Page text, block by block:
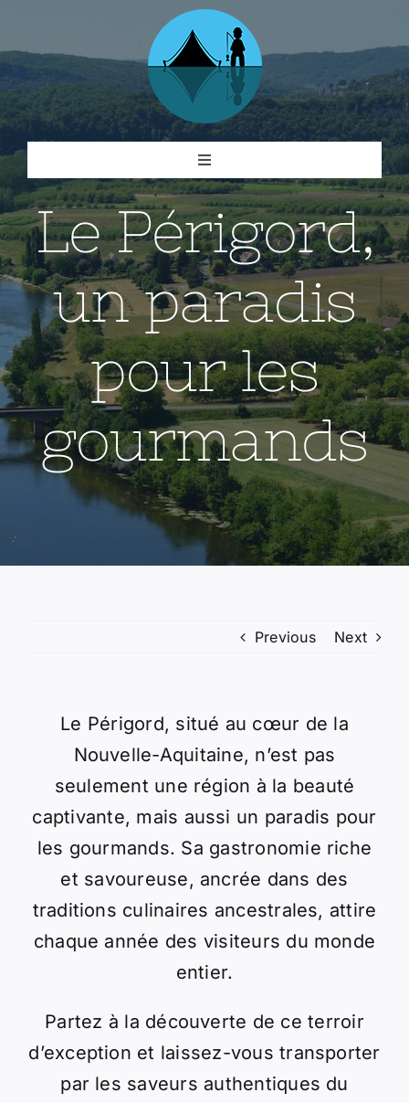
content
Toggle
Navigation
Campings
Visites
Activités
Gastronomie
Lifestyle
Le Périgord,
un paradis
pour les
gourmands
Previous Next
Le Périgord, situé au cœur de la
Nouvelle-Aquitaine, n’est pas
seulement une région à la beauté
captivante, mais aussi un paradis pour
les gourmands. Sa gastronomie riche
et savoureuse, ancrée dans des
traditions culinaires ancestrales, attire
chaque année des visiteurs du monde
entier.
Partez à la découverte de ce terroir
d’exception et laissez-vous transporter
par les saveurs authentiques du